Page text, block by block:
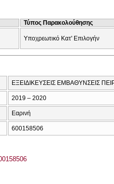
Τύπος Παρακολούθησης
Υποχρεωτικό Κατ' Επιλογήν
ΕΞΕΙΔΙΚΕΥΣΕΙΣ ΕΜΒΑΘΥΝΣΕΙΣ
2019 – 2020
Εαρινή
600158506